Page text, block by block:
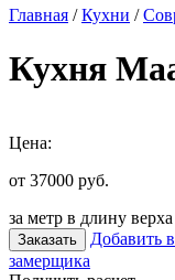
Главная /Кухни /
Кухня
Цена:
от 37000 руб.
за метр в длину
Заказать Добавить
замерщика